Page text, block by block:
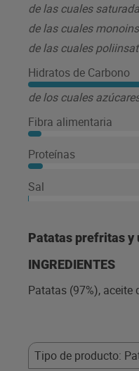
de las cuales
de las cuales
de las cuales
Hidratos de Carbono
de los cuales
Fibra alimentaria
Proteínas
Sal
Patatas prefritas y
INGREDIENTES
Patatas (97%), aceite
Tipo de producto: